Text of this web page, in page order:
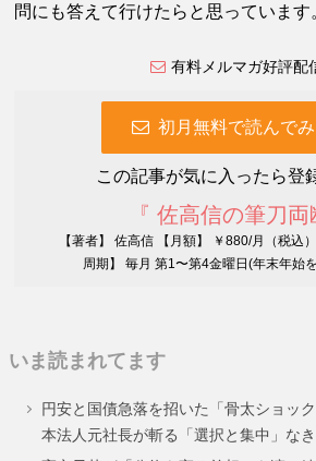
問にも答えて行けたらと思っています
有料メルマガ好評配
初月無料で読んで
この記事が気に入ったら登
『 佐高信の筆刀両
【著者】 佐高信 【月額】 ￥880/月（税込
周期】 毎月 第1〜第4金曜日(年末年始
いま読まれてます
円安と国債急落を招いた「骨太ショッ
本法人元社長が斬る「選択と集中」な